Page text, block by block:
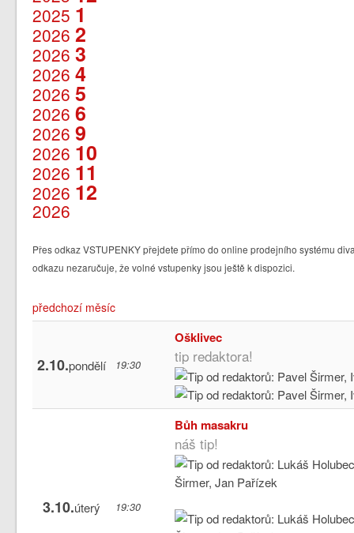
2025 1
2026 2
2026 3
2026 4
2026 5
2026 6
2026 9
2026 10
2026 11
2026 12
2026
Přes odkaz VSTUPENKY přejdete přímo do online prodejního systému
odkazu nezaručuje, že volné vstupenky jsou ještě k dispozici.
předchozí měsíc
2.10.pondělí 19:30
Ošklivec
tip redaktora!
3.10.úterý 19:30
Bůh masakru
náš tip!